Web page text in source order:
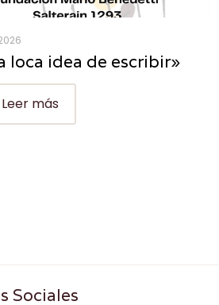
loca idea de escribir»
Leer más
Sociales